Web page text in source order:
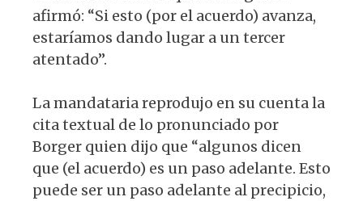
afirmó: “Si esto (por el acuerdo) avanza,
estaríamos dando lugar a un tercer
atentado”.
La mandataria reprodujo en su cuenta la
cita textual de lo pronunciado por
Borger quien dijo que “algunos dicen
que (el acuerdo) es un paso adelante. Esto
puede ser un paso adelante al precipicio,